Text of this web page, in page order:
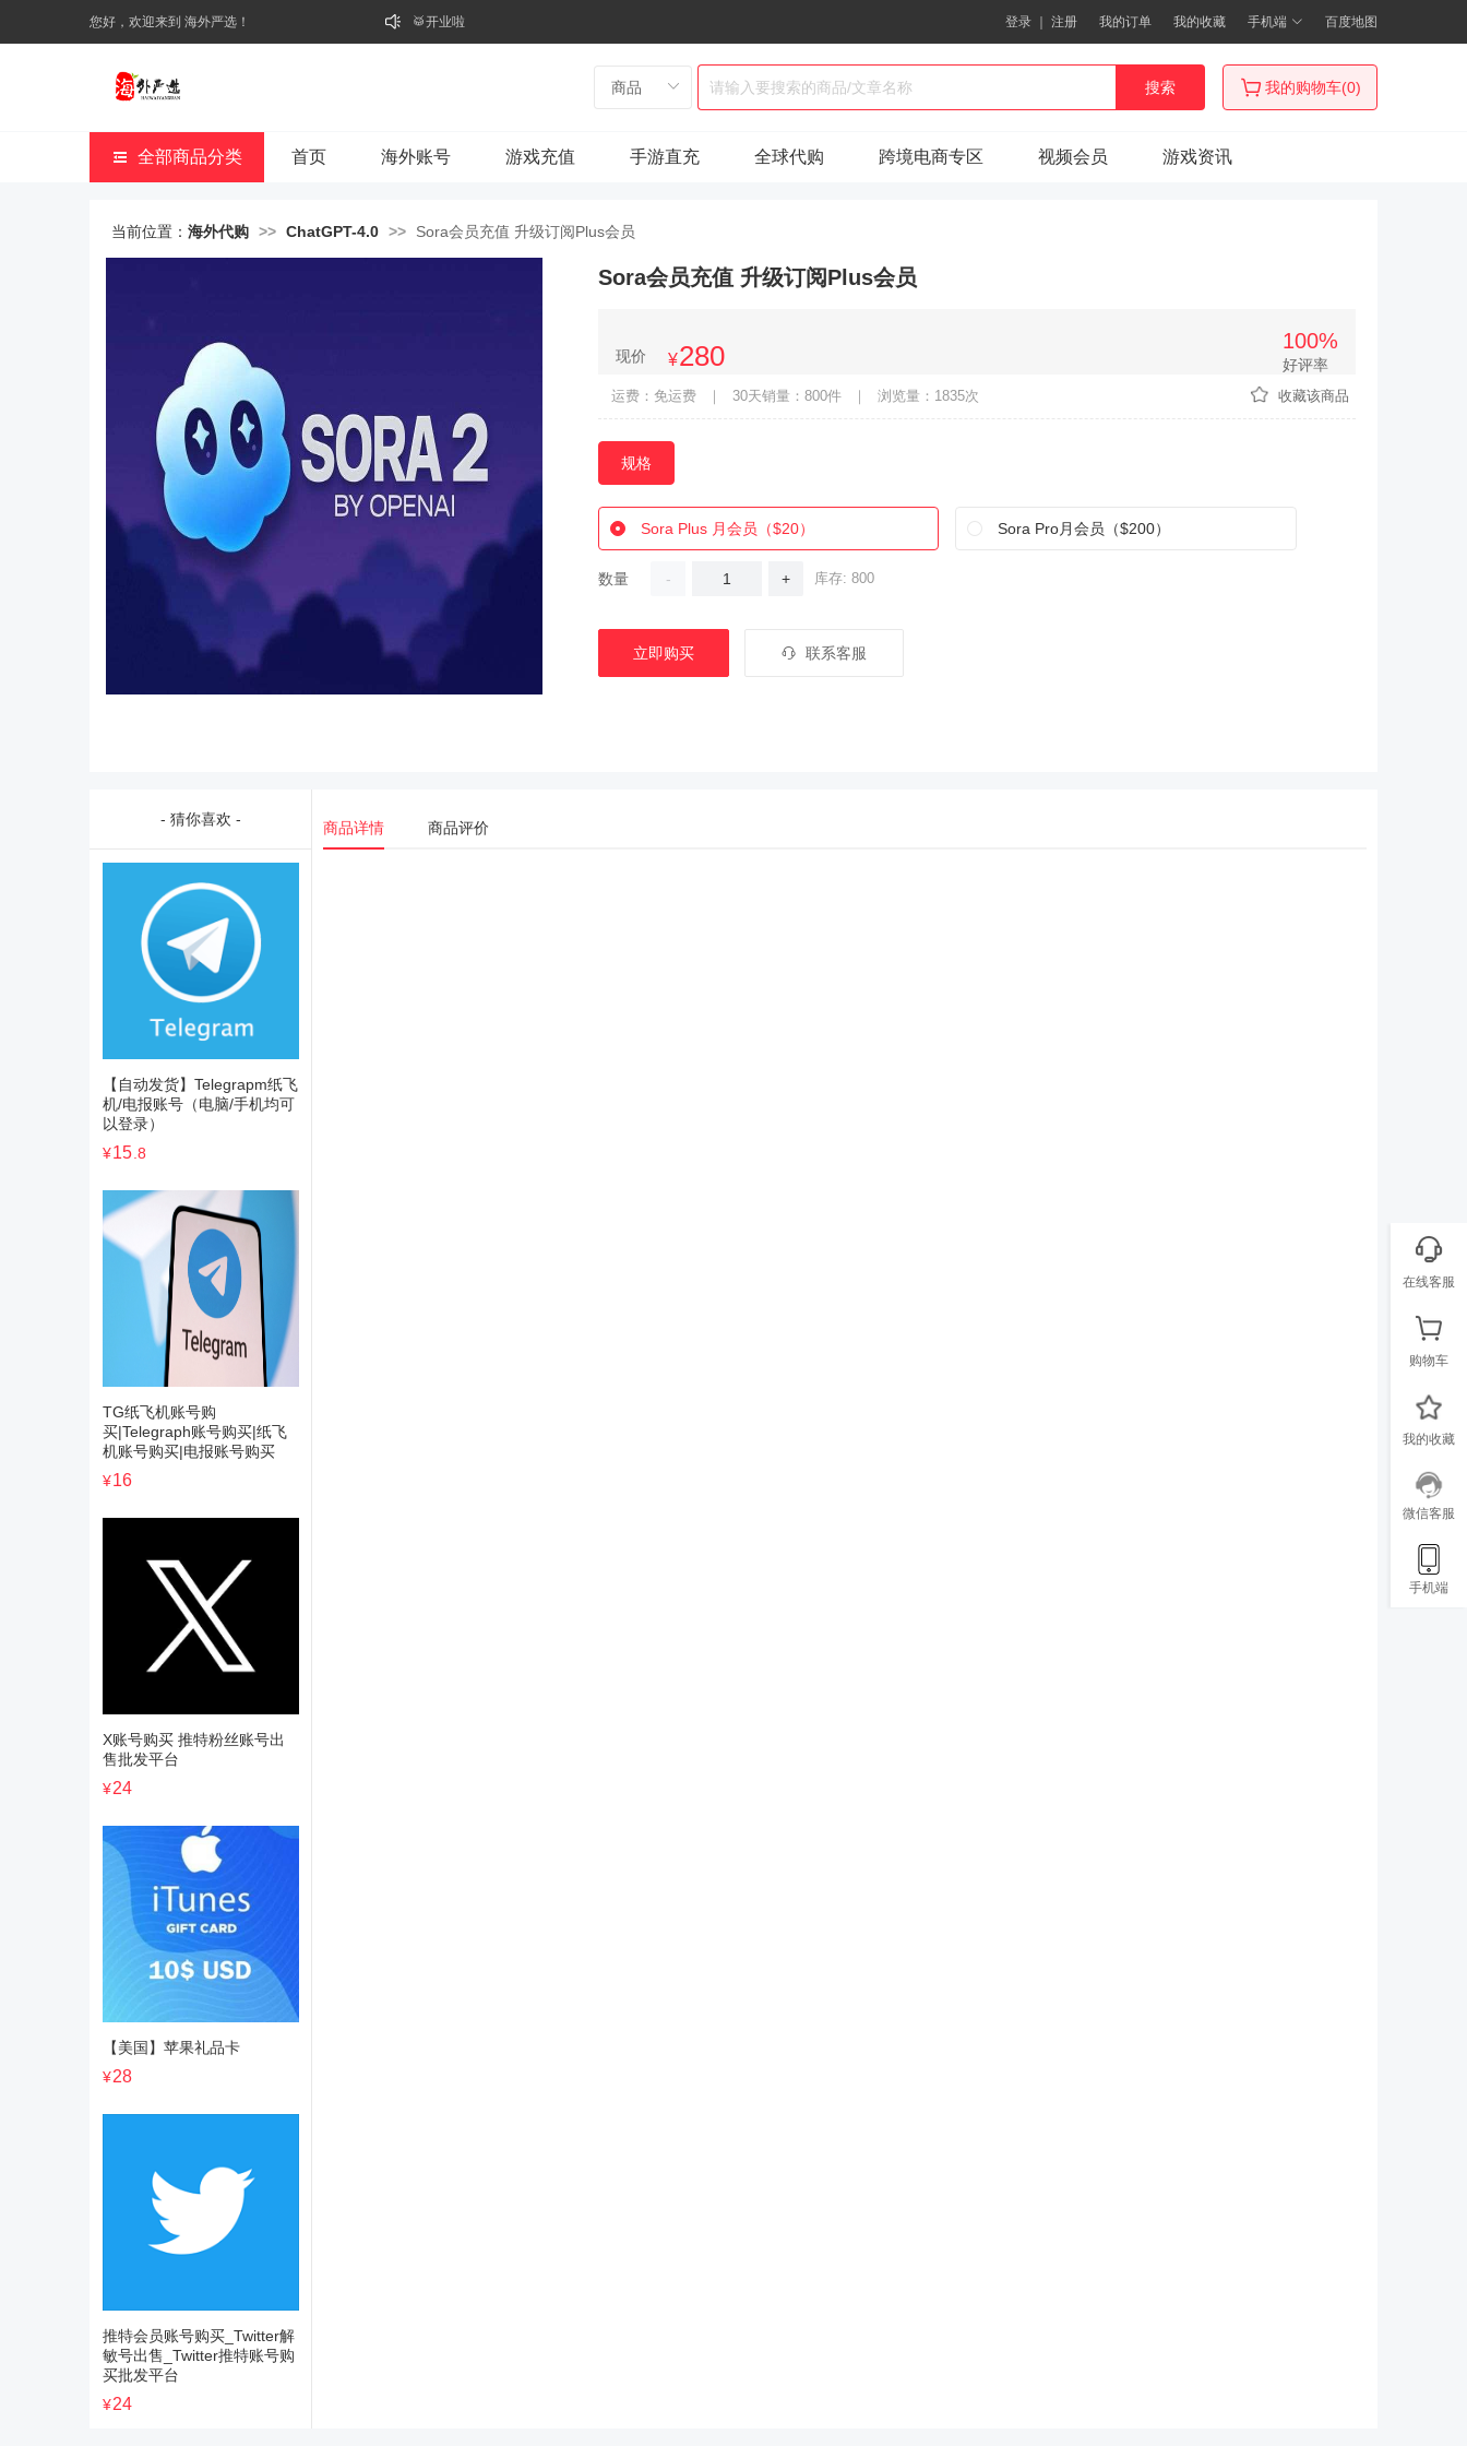
您好，欢迎来到 海外严选！ 🥁开业啦 登录 ｜ 注册 我的订单 我的收藏 手机端 百度地图
搜索 我的购物车(0)
全部商品分类 首页 海外账号 游戏充值 手游直充 全球代购 跨境电商专区 视频会员 游戏资讯
当前位置： 海外代购 >> ChatGPT-4.0 >> Sora会员充值 升级订阅Plus会员
Sora会员充值 升级订阅Plus会员
现价 ¥280 100%
好评率
运费：免运费 30天销量：800件 浏览量：1835次 收藏该商品
规格
Sora Plus 月会员（$20） Sora Pro月会员（$200）
数量 - + 库存: 800
立即购买 联系客服
- 猜你喜欢 -
【自动发货】Telegrapm纸飞
机/电报账号（电脑/手机均可
以登录）
¥15 .8
TG纸飞机账号购
买|Telegraph账号购买|纸飞
机账号购买|电报账号购买
¥16
X账号购买 推特粉丝账号出
售批发平台
¥24
【美国】苹果礼品卡
¥28
推特会员账号购买_Twitter解
敏号出售_Twitter推特账号购
买批发平台
¥24
商品详情 商品评价
在线客服
购物车
我的收藏
微信客服
手机端